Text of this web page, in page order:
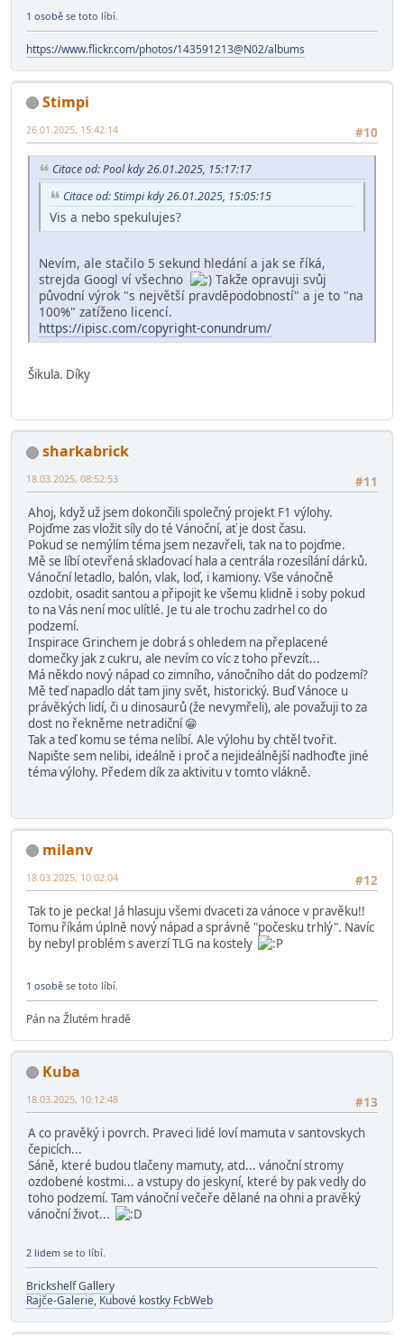
1 osobě se toto líbí.
https://www.flickr.com/photos/143591213@N02/albums
Stimpi
#10
26.01.2025, 15:42:14
Citace od: Pool kdy 26.01.2025, 15:17:17
Citace od: Stimpi kdy 26.01.2025, 15:05:15
Vis a nebo spekulujes?
Nevím, ale stačilo 5 sekund hledání a jak se říká,
strejda Googl ví všechno
Takže opravuji svůj
původní výrok "s největší pravděpodobností" a je to "na
100%" zatíženo licencí.
https://ipisc.com/copyright-conundrum/
Šikula. Díky
sharkabrick
#11
18.03.2025, 08:52:53
Ahoj, když už jsem dokončili společný projekt F1 výlohy.
Pojďme zas vložit síly do té Vánoční, ať je dost času.
Pokud se nemýlím téma jsem nezavřeli, tak na to pojďme.
Mě se líbí otevřená skladovací hala a centrála rozesílání dárků.
Vánoční letadlo, balón, vlak, loď, i kamiony. Vše vánočně
ozdobit, osadit santou a připojit ke všemu klidně i soby pokud
to na Vás není moc ulítlé. Je tu ale trochu zadrhel co do
podzemí.
Inspirace Grinchem je dobrá s ohledem na přeplacené
domečky jak z cukru, ale nevím co víc z toho převzít...
Má někdo nový nápad co zimního, vánočního dát do podzemí?
Mě teď napadlo dát tam jiny svět, historický. Buď Vánoce u
právěkých lidí, či u dinosaurů (že nevymřeli), ale považuji to za
dost no řekněme netradiční 😁
Tak a teď komu se téma nelíbí. Ale výlohu by chtěl tvořit.
Napište sem nelibi, ideálně i proč a nejideálnější nadhoďte jiné
téma výlohy. Předem dík za aktivitu v tomto vlákně.
milanv
#12
18.03.2025, 10:02:04
Tak to je pecka! Já hlasuju všemi dvaceti za vánoce v pravěku!!
Tomu říkám úplně nový nápad a správně "počesku trhlý". Navíc
by nebyl problém s averzí TLG na kostely
1 osobě se toto líbí.
Pán na Žlutém hradě
Kuba
#13
18.03.2025, 10:12:48
A co pravěký i povrch. Praveci lidé loví mamuta v santovskych
čepicích...
Sáně, které budou tlačeny mamuty, atd... vánoční stromy
ozdobené kostmi... a vstupy do jeskyní, které by pak vedly do
toho podzemí. Tam vánoční večeře dělané na ohni a pravěký
vánoční život...
2 lidem se to líbí.
Brickshelf Gallery
Rajče-Galerie, Kubové kostky FcbWeb